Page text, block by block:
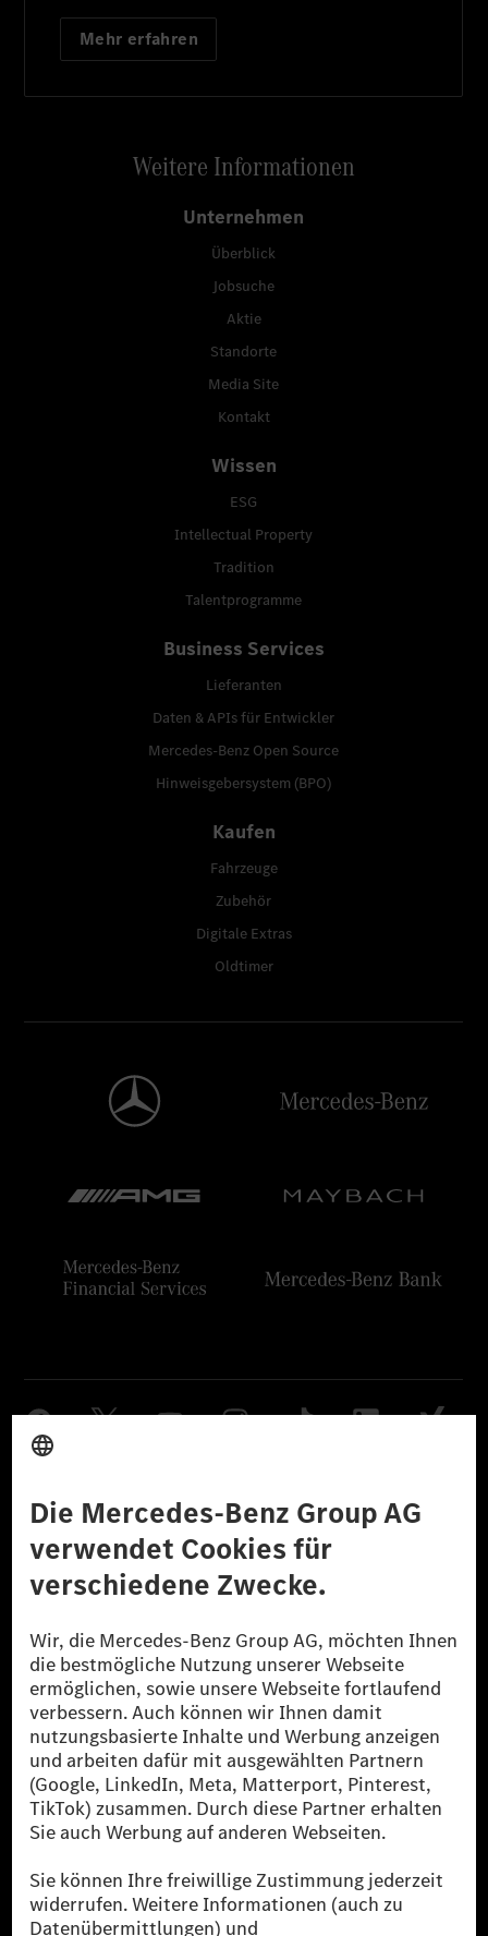
Mehr erfahren
Weitere Informationen
Unternehmen
Überblick
Jobsuche
Aktie
Standorte
Media Site
Kontakt
Wissen
ESG
Intellectual Property
Tradition
Talentprogramme
Business Services
Lieferanten
Daten & APIs für Entwickler
Mercedes-Benz Open Source
Hinweisgebersystem (BPO)
Kaufen
Fahrzeuge
Zubehör
Digitale Extras
Oldtimer
Datenschutz Lizenzhinweise Dritter Barrierefreiheit
© 2026 Mercedes-Benz Group AG. Alle Rechte vorbehalten.
[1] Bilanziell CO₂-neutral bedeutet, dass nicht vermiedene oder nicht
reduzierte CO₂-Emissionen bei der Mercedes-Benz Group durch
zertifizierte Ausgleichsprojekte kompensiert werden.
[2] Renewable Charging ist ein integraler Bestandteil von MB.CHARGE
Public in Europa, den USA, Kanada und China. Sofern an der jeweiligen
Ladestation noch kein Strom aus erneuerbaren Energien vorliegt,
verwendet Renewable Charging Grünstromzertifikate*. Diese stellen
sicher, dass für Ladevorgänge über MB.CHARGE Public eine äquivalente
Strommenge aus erneuerbaren Energien ins Stromnetz eingespeist wird.
* Inkl. EKOenergy Ökolabel
* Die angegebenen Werte wurden nach dem vorgeschriebenen